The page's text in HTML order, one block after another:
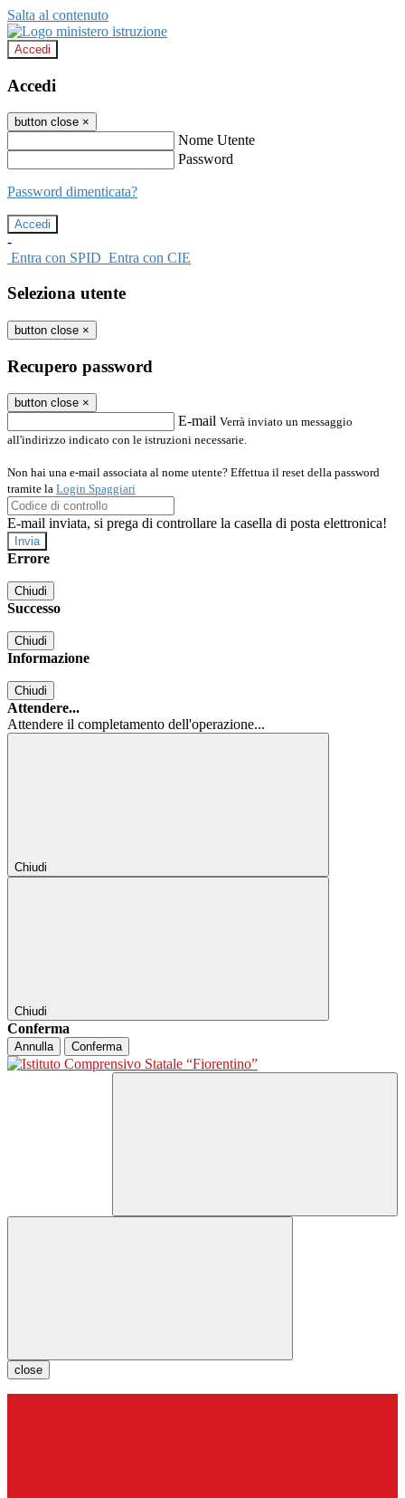
Salta al contenuto
Accedi
Accedi
button close ×
Nome Utente
Password
Password dimenticata?
-
Entra con SPID Entra con CIE
Seleziona utente
button close ×
Recupero password
button close ×
E-mail Verrà inviato un messaggio
all'indirizzo indicato con le istruzioni necessarie.
Non hai una e-mail associata al nome utente? Effettua il reset della password
tramite la Login Spaggiari
E-mail inviata, si prega di controllare la casella di posta elettronica!
Errore
Chiudi
Successo
Chiudi
Informazione
Chiudi
Attendere...
Attendere il completamento dell'operazione...
Chiudi
Chiudi
Conferma
Annulla Conferma
close